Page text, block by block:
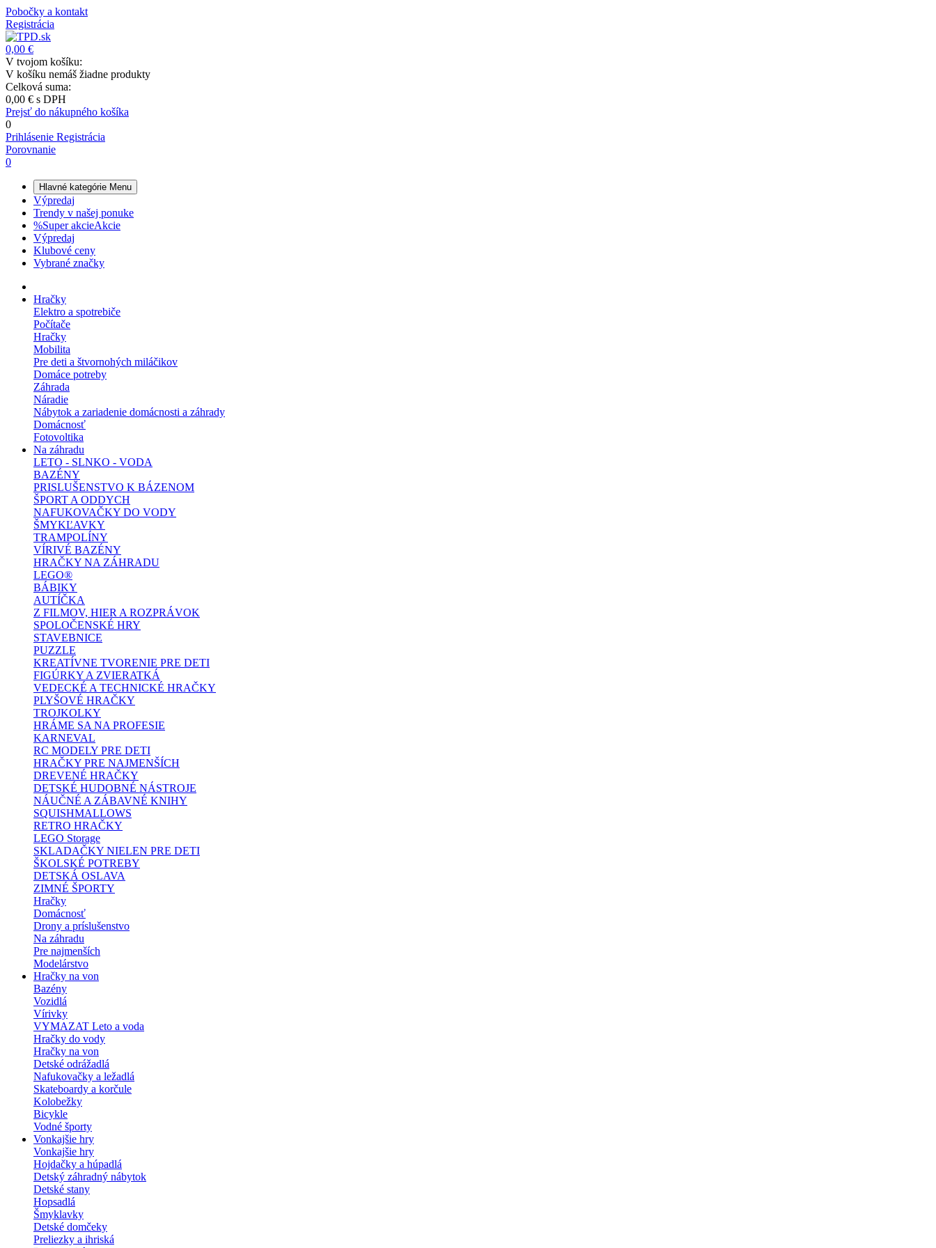
Pobočky a kontakt
Registrácia
0,00 €
V tvojom košíku:
V košíku nemáš žiadne produkty
Celková suma:
0,00 € s DPH
Prejsť do nákupného košíka
0
Prihlásenie Registrácia
Porovnanie
0
Hlavné kategórie Menu
Výpredaj
Trendy v našej ponuke
%Super akcieAkcie
Výpredaj
Klubové ceny
Vybrané značky
Hračky
Elektro a spotrebiče
Počítače
Hračky
Mobilita
Pre deti a štvornohých miláčikov
Domáce potreby
Záhrada
Náradie
Nábytok a zariadenie domácnosti a záhrady
Domácnosť
Fotovoltika
Na záhradu
LETO - SLNKO - VODA
BAZÉNY
PRISLUŠENSTVO K BÁZENOM
ŠPORT A ODDYCH
NAFUKOVAČKY DO VODY
ŠMYKĽAVKY
TRAMPOLÍNY
VÍRIVÉ BAZÉNY
HRAČKY NA ZÁHRADU
LEGO®
BÁBIKY
AUTÍČKA
Z FILMOV, HIER A ROZPRÁVOK
SPOLOČENSKÉ HRY
STAVEBNICE
PUZZLE
KREATÍVNE TVORENIE PRE DETI
FIGÚRKY A ZVIERATKÁ
VEDECKÉ A TECHNICKÉ HRAČKY
PLYŠOVÉ HRAČKY
TROJKOLKY
HRÁME SA NA PROFESIE
KARNEVAL
RC MODELY PRE DETI
HRAČKY PRE NAJMENŠÍCH
DREVENÉ HRAČKY
DETSKÉ HUDOBNÉ NÁSTROJE
NÁUČNÉ A ZÁBAVNÉ KNIHY
SQUISHMALLOWS
RETRO HRAČKY
LEGO Storage
SKLADAČKY NIELEN PRE DETI
ŠKOLSKÉ POTREBY
DETSKÁ OSLAVA
ZIMNÉ ŠPORTY
Hračky
Domácnosť
Drony a príslušenstvo
Na záhradu
Pre najmenších
Modelárstvo
Hračky na von
Bazény
Vozidlá
Vírivky
VYMAZAT Leto a voda
Hračky do vody
Hračky na von
Detské odrážadlá
Nafukovačky a ležadlá
Skateboardy a korčule
Kolobežky
Bicykle
Vodné športy
Vonkajšie hry
Vonkajšie hry
Hojdačky a húpadlá
Detský záhradný nábytok
Detské stany
Hopsadlá
Šmyklavky
Detské domčeky
Preliezky a ihriská